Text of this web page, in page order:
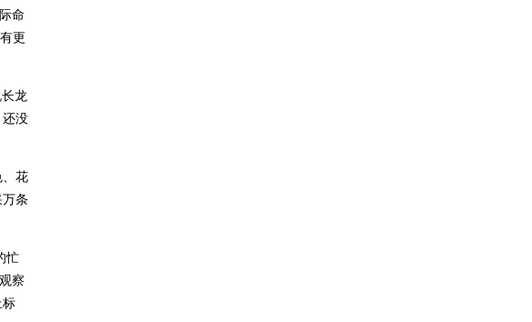
命
更
龙
还没
花
条
忙
察
标